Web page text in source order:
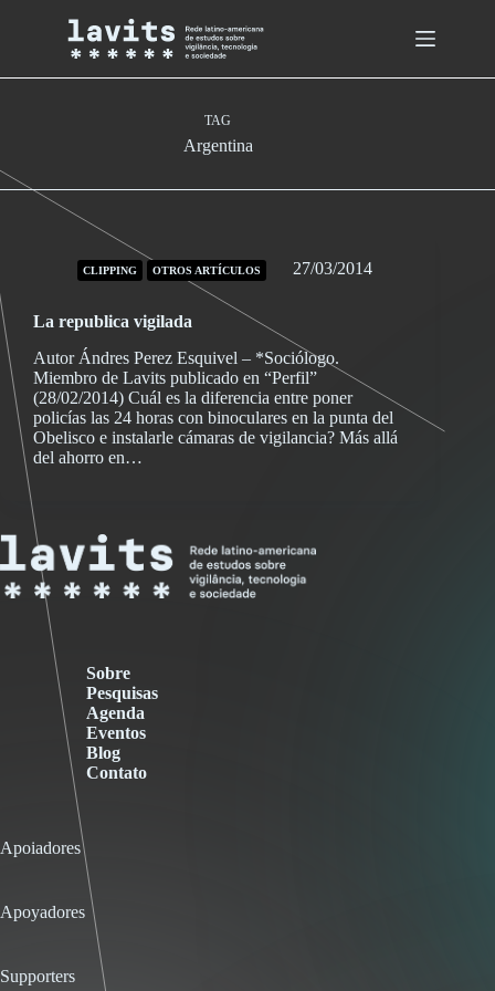
TAG
Argentina
CLIPPING OTROS ARTÍCULOS 27/03/2014
La republica vigilada
Autor Ándres Perez Esquivel – *Sociólogo.
Miembro de Lavits publicado en “Perfil”
(28/02/2014) Cuál es la diferencia entre poner
policías las 24 horas con binoculares en la punta del
Obelisco e instalarle cámaras de vigilancia? Más allá
del ahorro en…
Sobre
Pesquisas
Agenda
Eventos
Blog
Contato
Apoiadores
Apoyadores
Supporters